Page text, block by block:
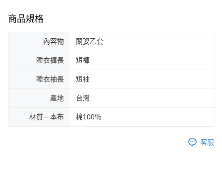
商品規格
內容物 蘭姿乙套
睡衣褲長 短褲
睡衣袖長 短袖
產地 台灣
材質－本布 棉100％
客服